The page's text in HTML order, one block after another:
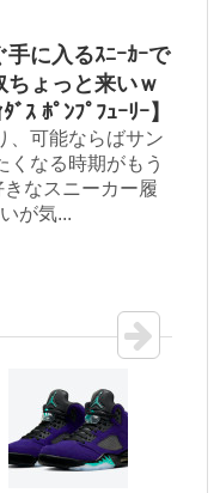
手に入るｽﾆｰｶｰで
ょっと来いｗ
ﾞｽ ﾎﾟﾝﾌﾟﾌｭｰﾘｰ】
、可能ならばサン
くなる時期がもう
なスニーカー履
が気...